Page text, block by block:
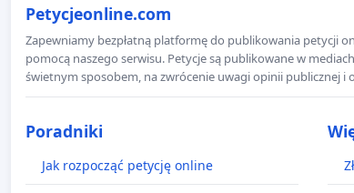
Petycjeonline.com
Zapewniamy bezpłatną platformę do publikowania petycji
pomocą naszego serwisu. Petycje są publikowane w
świetnym sposobem, na zwrócenie uwagi opinii publicznej i
Poradniki
Jak rozpocząć petycję online